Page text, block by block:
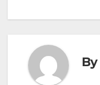
By